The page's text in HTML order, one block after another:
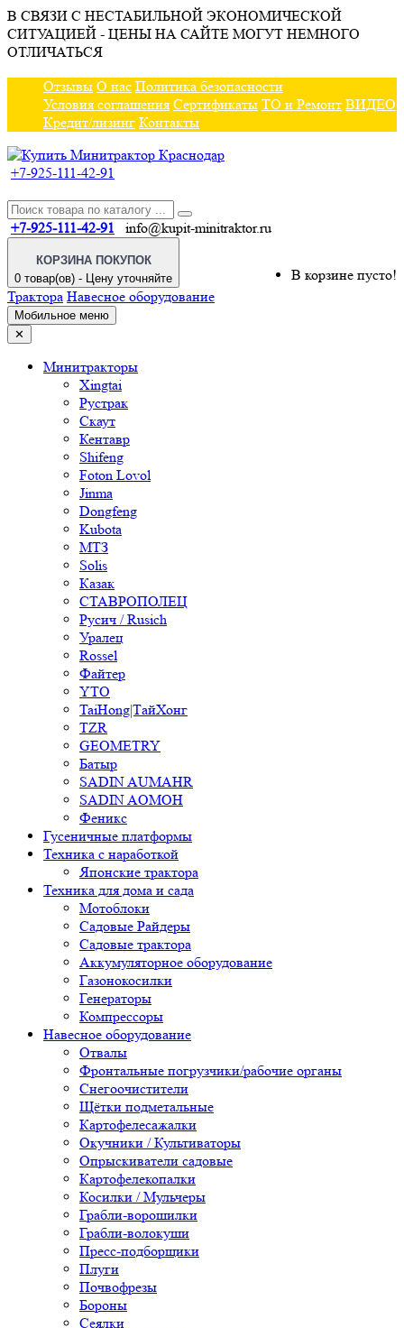
В СВЯЗИ С НЕСТАБИЛЬНОЙ ЭКОНОМИЧЕСКОЙ
СИТУАЦИЕЙ - ЦЕНЫ НА САЙТЕ МОГУТ НЕМНОГО
ОТЛИЧАТЬСЯ
Отзывы О нас Политика безопасности
Условия соглашения Сертификаты ТО и Ремонт ВИДЕО
Кредит/лизинг Контакты
+7-925-111-42-91
+7-925-111-42-91 info@kupit-minitraktor.ru
КОРЗИНА ПОКУПОК
0 товар(ов) - Цену уточняйте
В корзине пусто!
Трактора Навесное оборудование
Мобильное меню
✕
Минитракторы
Xingtai
Рустрак
Скаут
Кентавр
Shifeng
Foton Lovol
Jinma
Dongfeng
Kubota
МТЗ
Solis
Казак
СТАВРОПОЛЕЦ
Русич / Rusich
Уралец
Rossel
Файтер
YTO
TaiHong|ТайХонг
TZR
GEOMETRY
Батыр
SADIN AUMAHR
SADIN AOMOH
Феникс
Гусеничные платформы
Техника с наработкой
Японские трактора
Техника для дома и сада
Мотоблоки
Садовые Райдеры
Садовые трактора
Аккумуляторное оборудование
Газонокосилки
Генераторы
Компрессоры
Навесное оборудование
Отвалы
Фронтальные погрузчики/рабочие органы
Снегоочистители
Щётки подметальные
Картофелесажалки
Окучники / Культиваторы
Опрыскиватели садовые
Картофелекопалки
Косилки / Мульчеры
Грабли-ворошилки
Грабли-волокуши
Пресс-подборщики
Плуги
Почвофрезы
Бороны
Сеялки